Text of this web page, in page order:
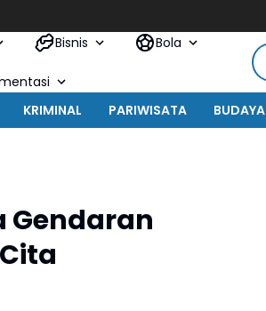
Bisnis Bola
KRIMINAL PARIWISATA BUDAYA
Gendaran